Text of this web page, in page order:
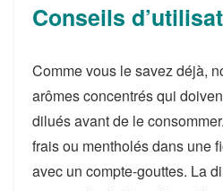
Conseils
Comme vous le savez déjà,
arômes concentrés qui
dilués avant de le
frais ou mentholés dans une
avec un compte-gouttes. La